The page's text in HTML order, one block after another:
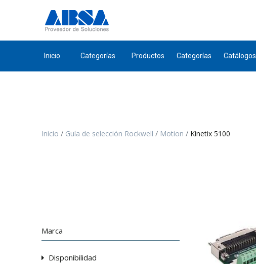
Inicio Categorías Productos Categorías Catálogos
Inicio Guía de selección Rockwell Motion Kinetix 5100
Marca
Disponibilidad